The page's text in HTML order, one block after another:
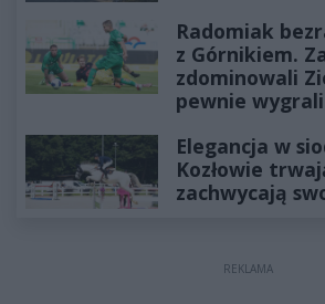
Radomiak
z Górnikiem.
zdominowali
pewnie
Elegancja w
Kozłowie
zachwycają
REKLAMA